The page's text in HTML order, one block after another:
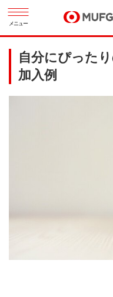
メニュー
自分にぴった
加入例